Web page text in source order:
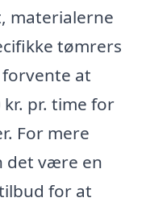
materialerne
tømrers
at
pr. time for
For mere
det være en
for at